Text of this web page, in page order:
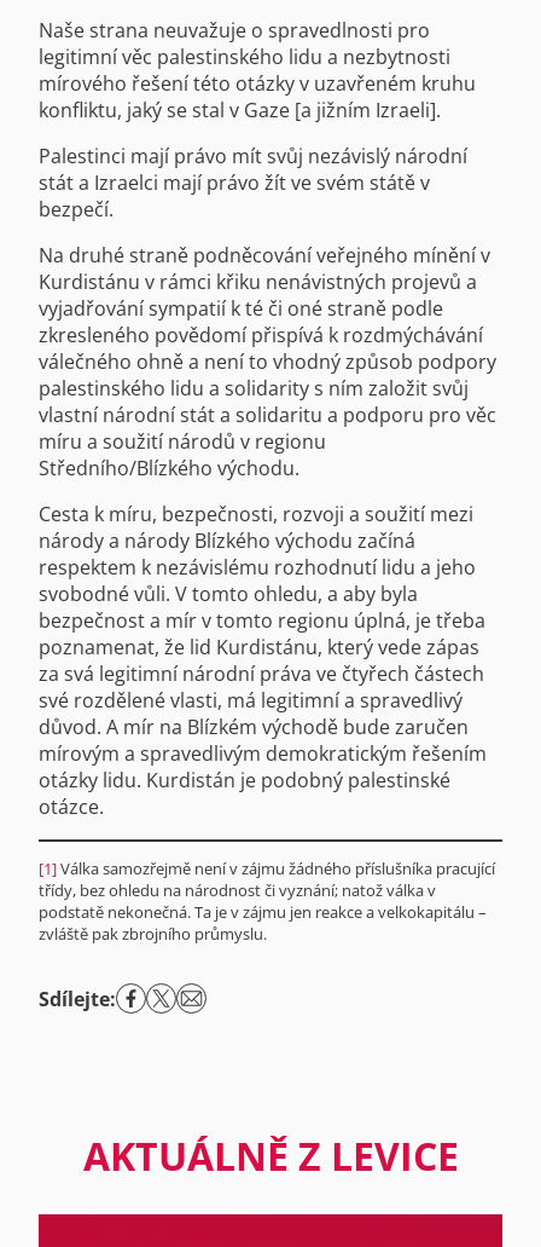
Naše strana neuvažuje o spravedlnosti pro
legitimní věc palestinského lidu a nezbytnosti
mírového řešení této otázky v uzavřeném kruhu
konfliktu, jaký se stal v Gaze [a jižním Izraeli].
Palestinci mají právo mít svůj nezávislý národní
stát a Izraelci mají právo žít ve svém státě v
bezpečí.
Na druhé straně podněcování veřejného mínění v
Kurdistánu v rámci křiku nenávistných projevů a
vyjadřování sympatií k té či oné straně podle
zkresleného povědomí přispívá k rozdmýchávání
válečného ohně a není to vhodný způsob podpory
palestinského lidu a solidarity s ním založit svůj
vlastní národní stát a solidaritu a podporu pro věc
míru a soužití národů v regionu
Středního/Blízkého východu.
Cesta k míru, bezpečnosti, rozvoji a soužití mezi
národy a národy Blízkého východu začíná
respektem k nezávislému rozhodnutí lidu a jeho
svobodné vůli. V tomto ohledu, a aby byla
bezpečnost a mír v tomto regionu úplná, je třeba
poznamenat, že lid Kurdistánu, který vede zápas
za svá legitimní národní práva ve čtyřech částech
své rozdělené vlasti, má legitimní a spravedlivý
důvod. A mír na Blízkém východě bude zaručen
mírovým a spravedlivým demokratickým řešením
otázky lidu. Kurdistán je podobný palestinské
otázce.
[1]Válka samozřejmě není v zájmu žádného příslušníka pracující
třídy, bez ohledu na národnost či vyznání; natož válka v
podstatě nekonečná. Ta je v zájmu jen reakce a velkokapitálu –⁠
zvláště pak zbrojního průmyslu.
Sdílejte:
AKTUÁLNĚ Z LEVICE